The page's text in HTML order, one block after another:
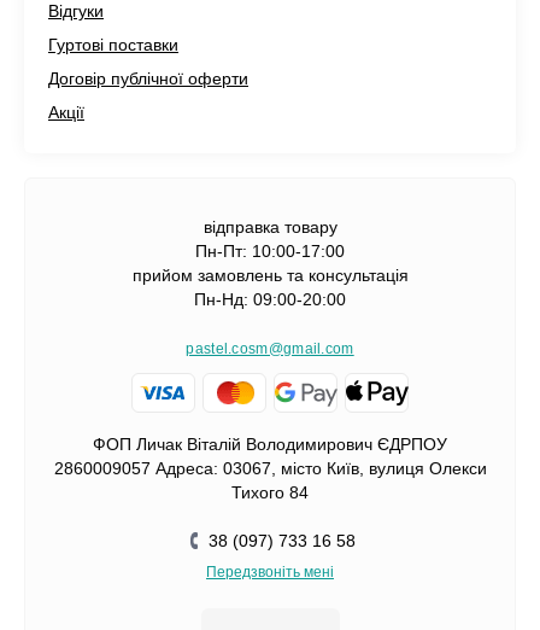
Відгуки
Гуртові поставки
Договір публічної оферти
Акції
відправка товару
Пн-Пт: 10:00-17:00
прийом замовлень та консультація
Пн-Нд: 09:00-20:00
pastel.cosm@gmail.com
ФОП Личак Віталій Володимирович ЄДРПОУ
2860009057 Адреса: 03067, місто Київ, вулиця Олекси
Тихого 84
38 (097) 733 16 58
Передзвоніть мені